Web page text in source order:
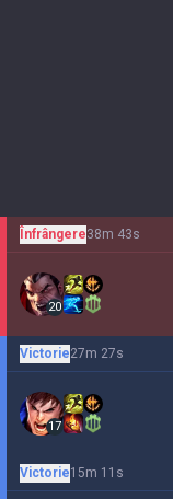
Înfrângere38m 43s
20
Victorie27m 27s
17
Victorie15m 11s